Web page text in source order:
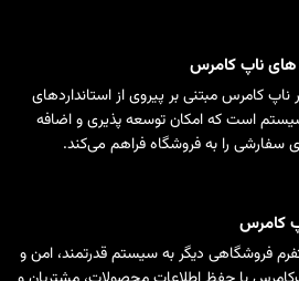
های ناپ کامرس
ناپ کامرس مبتنی بر پیروی از استانداردهای
است که امکان توسعه پذیری و اضافه
سفارشی را به فروشگاه فراهم می‌کند.
کامرس
فروشگاهی دیگر به سیستم قدرتمند، امن و